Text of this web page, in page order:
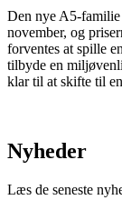
Den nye A5-
november, og
forventes at spille
tilbyde en
klar til at skifte til
Nyheder
Læs de seneste